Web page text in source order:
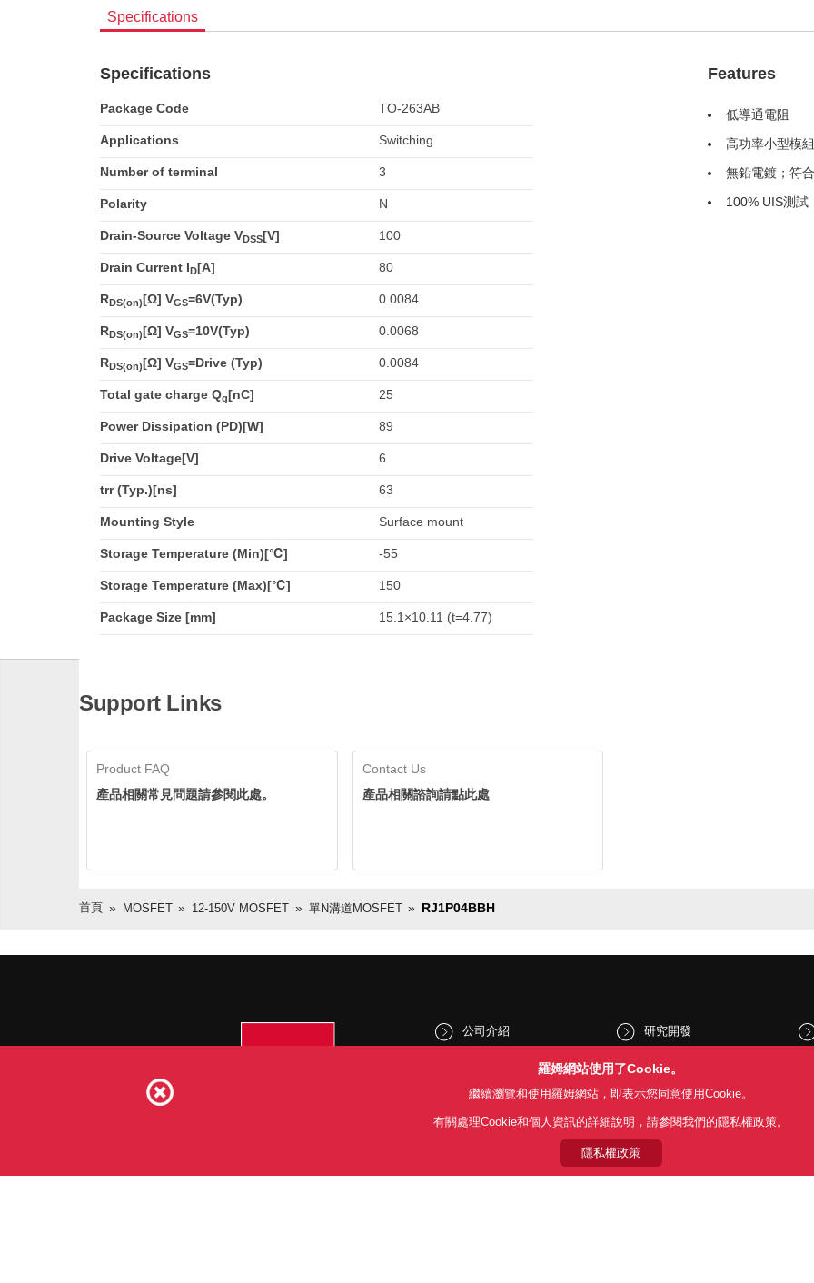
Specifications
Specifications
Package Code TO-263AB
Applications Switching
Number of terminal 3
Polarity N
Drain-Source Voltage VDSS[V] 100
Drain Current ID[A] 80
RDS(on)[Ω] VGS=6V(Typ) 0.0084
RDS(on)[Ω] VGS=10V(Typ) 0.0068
RDS(on)[Ω] VGS=Drive (Typ) 0.0084
Total gate charge Qg[nC] 25
Power Dissipation (PD)[W] 89
Drive Voltage[V] 6
trr (Typ.)[ns] 63
Mounting Style Surface mount
Storage Temperature (Min)[℃] -55
Storage Temperature (Max)[℃] 150
Package Size [mm] 15.1×10.11 (t=4.77)
Features
低導通電阻
高功率小型模
無鉛電鍍；符
100% UIS測試
Support Links
Product FAQ
產品相關常見問題請參閱此處。
Contact Us
產品相關諮詢請點此處
首頁 MOSFET 12-150V MOSFET 單N溝道MOSFET RJ1P04BBH
公司介紹
股東和投資人資訊
Sustainability
研究開發
文化與社會
新聞
羅姆網站使用了Cookie。
繼續瀏覽和使用羅姆網站，即表示您同意使用Cookie。
有關處理Cookie和個人資訊的詳細說明，請參閱我們的隱私權政策。
隱私權政策